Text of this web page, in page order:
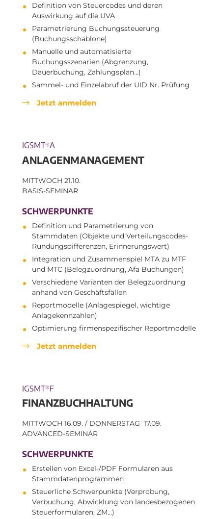
Definition von Steuercodes und deren
Auswirkung auf die UVA
Parametrierung Buchungssteuerung
(Buchungsschablone)
Manuelle und automatisierte
Buchungsszenarien (Abgrenzung,
Dauerbuchung, Zahlungsplan…)
Sammel- und Einzelabruf der UID Nr. Prüfung
Jetzt anmelden
IGSMT®A
ANLAGENMANAGEMENT
MITTWOCH 21.10.
BASIS-SEMINAR
SCHWERPUNKTE
Definition und Parametrierung von
Stammdaten (Objekte und Verteilungscodes-
Rundungsdifferenzen, Erinnerungswert)
Integration und Zusammenspiel MTA zu MTF
und MTC (Belegzuordnung, Afa Buchungen)
Verschiedene Varianten der Belegzuordnung
anhand von Geschäftsfällen
Reportmodelle (Anlagespiegel, wichtige
Anlagekennzahlen)
Optimierung firmenspezifischer Reportmodelle
Jetzt anmelden
IGSMT®F
FINANZBUCHHALTUNG
MITTWOCH 16.09. / DONNERSTAG 17.09.
ADVANCED-SEMINAR
SCHWERPUNKTE
Erstellen von Excel-/PDF Formularen aus
Stammdatenprogrammen
Steuerliche Schwerpunkte (Verprobung,
Verbuchung, Abwicklung von landesbezogenen
Steuerformularen, ZM…)